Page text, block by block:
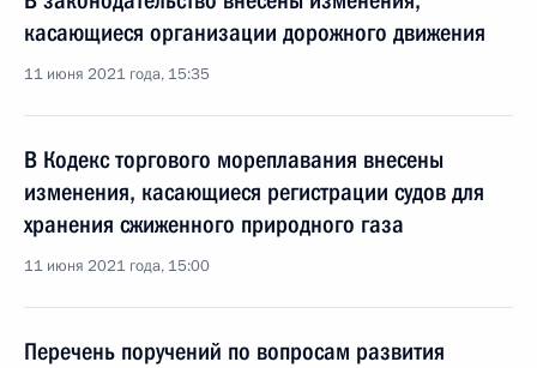
касающиеся организации дорожного движения
11 июня 2021 года, 15:35
В Кодекс торгового мореплавания внесены
изменения, касающиеся регистрации судов для
хранения сжиженного природного газа
11 июня 2021 года, 15:00
Перечень поручений по вопросам развития